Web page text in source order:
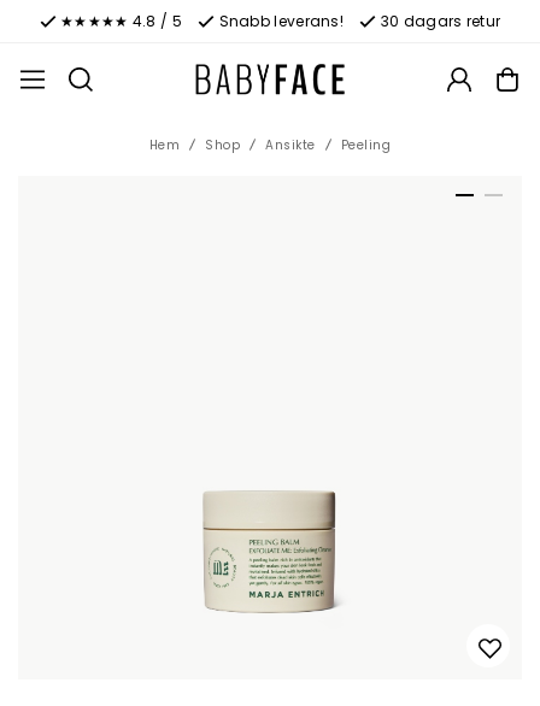
★★★★★ 4.8 / 5 Snabb leverans! 30 dagars retur
Hem Shop Ansikte Peeling